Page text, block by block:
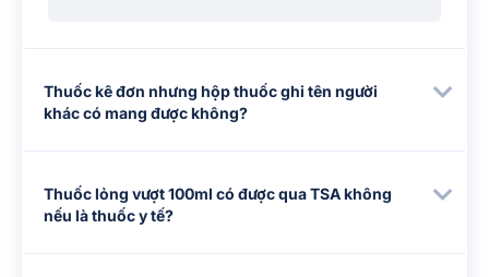
Thuốc kê đơn nhưng hộp thuốc ghi tên người
khác có mang được không?
Thuốc lỏng vượt 100ml có được qua TSA không
nếu là thuốc y tế?